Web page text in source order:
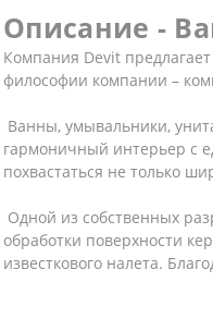
Описание -
Компания Devit
философии компании –
Ванны, умывальники,
гармоничный интерьер с
похвастаться не только
Одной из собственных
обработки поверхности
известкового налета.